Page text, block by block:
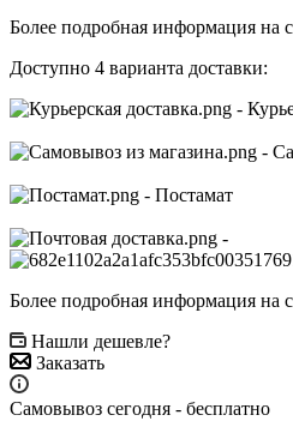
Более подробная информация на
Доступно 4 варианта доставки:
-
-
- Постамат
-
Более подробная информация на
Нашли дешевле?
Заказать
Самовывоз сегодня - бесплатно